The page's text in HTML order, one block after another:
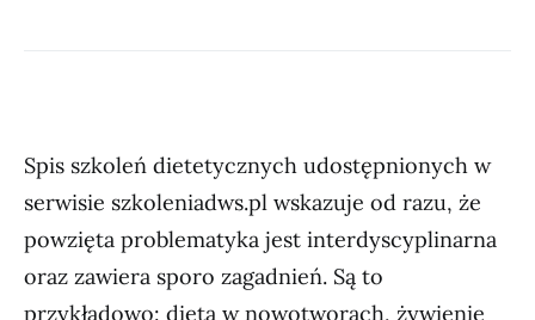
Spis szkoleń dietetycznych udostępnionych w
serwisie szkoleniadws.pl wskazuje od razu, że
powzięta problematyka jest interdyscyplinarna
oraz zawiera sporo zagadnień. Są to
przykładowo: dieta w nowotworach, żywienie